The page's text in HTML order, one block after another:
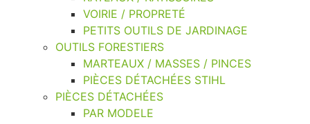
VOIRIE / PROPRETÉ
PETITS OUTILS DE JARDINAGE
OUTILS FORESTIERS
MARTEAUX / MASSES / PINCES
PIÈCES DÉTACHÉES STIHL
PIÈCES DÉTACHÉES
PAR MODELE